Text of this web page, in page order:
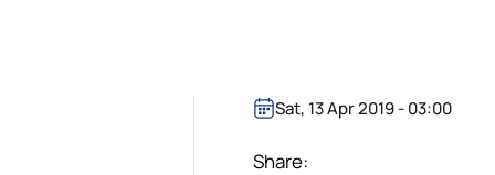
of Eco-Safe and Organic Products
Sat, 13 Apr 2019 - 03:00
Share: